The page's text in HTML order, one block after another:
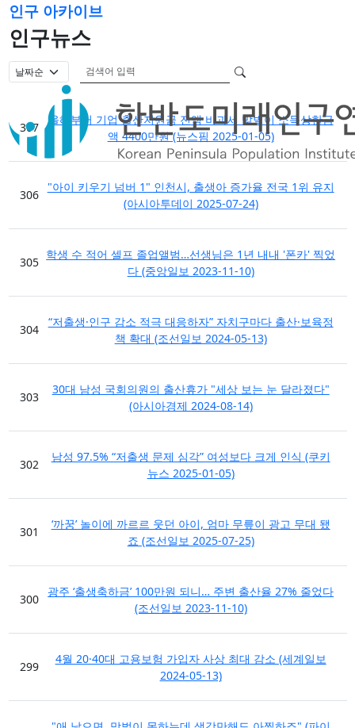
인구 아카이브
인구뉴스
검색어 필수
307
올해부터 기업 출산지원금 전액 비과세 맞벌이 소득상한금
액 4400만원 (뉴스핌 2025-01-05)
306
"아이 키우기 넘버 1" 인천시, 출생아 증가율 전국 1위 유지
(아시아투데이 2025-07-24)
305
학생 수 적어 셀프 졸업앨범…선생님은 1년 내내 '폰카' 찍었
다 (중앙일보 2023-11-10)
304
“저출생·인구 감소 적극 대응하자” 자치구마다 출산·보육정
책 확대 (조선일보 2024-05-13)
303
30대 남성 국회의원의 출산휴가 "세상 보는 눈 달라졌다"
(아시아경제 2024-08-14)
302
남성 97.5% “저출생 문제 심각” 여성보다 크게 인식 (쿠키
뉴스 2025-01-05)
301
‘까꿍’ 놀이에 까르르 웃던 아이, 엄마 무릎이 광고 무대 됐
죠 (조선일보 2025-07-25)
300
광주 ‘출생축하금’ 100만원 되니… 주변 출산율 27% 줄었다
(조선일보 2023-11-10)
299
4월 20·40대 고용보험 가입자 사상 최대 감소 (세계일보
2024-05-13)